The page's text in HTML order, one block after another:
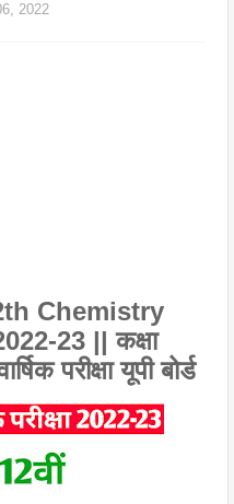
2022
Chemistry
23 || कक्षा
परीक्षा यूपी बोर्ड